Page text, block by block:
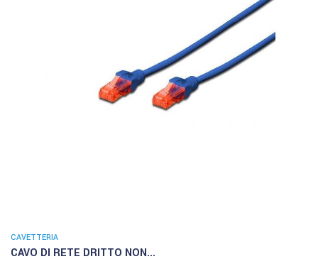
CAVETTERIA
CAVO DI RETE DRITTO NON...